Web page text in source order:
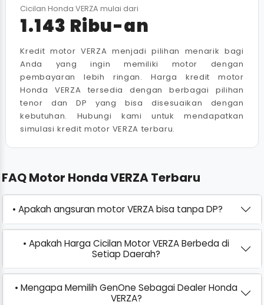
Cicilan Honda VERZA mulai dari
1.143 Ribu-an
Kredit motor VERZA menjadi pilihan menarik bagi
Anda yang ingin memiliki motor dengan
pembayaran lebih ringan. Harga kredit motor
Honda VERZA tersedia dengan berbagai pilihan
tenor dan DP yang bisa disesuaikan dengan
kebutuhan. Hubungi kami untuk mendapatkan
simulasi kredit motor VERZA terbaru.
FAQ Motor Honda VERZA Terbaru
• Apakah angsuran motor VERZA bisa tanpa DP?
• Apakah Harga Cicilan Motor VERZA Berbeda di
Setiap Daerah?
• Mengapa Memilih GenOne Sebagai Dealer Honda
VERZA?